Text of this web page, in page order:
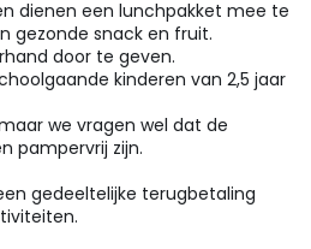
dienen een lunchpakket mee te
gezonde snack en fruit.
door te geven.
kinderen van 2,5 jaar
we vragen wel dat de
pampervrij zijn.
gedeeltelijke terugbetaling